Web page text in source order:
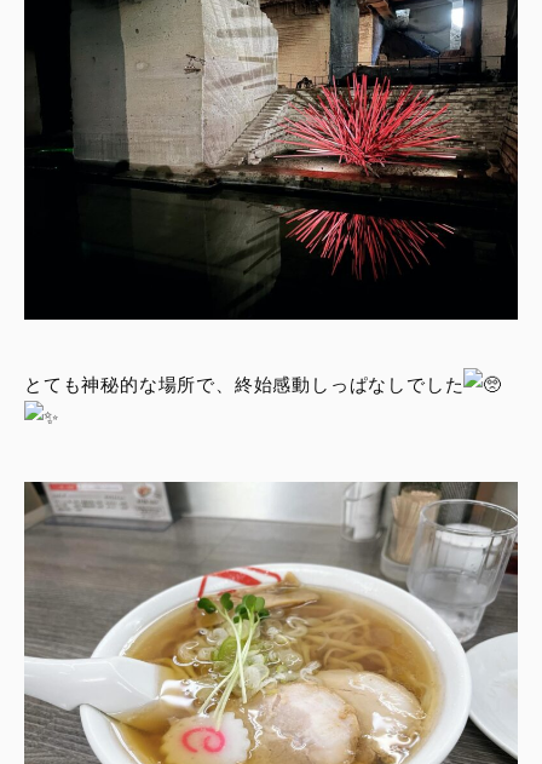
とても神秘的な場所で、終始感動しっぱなしでした